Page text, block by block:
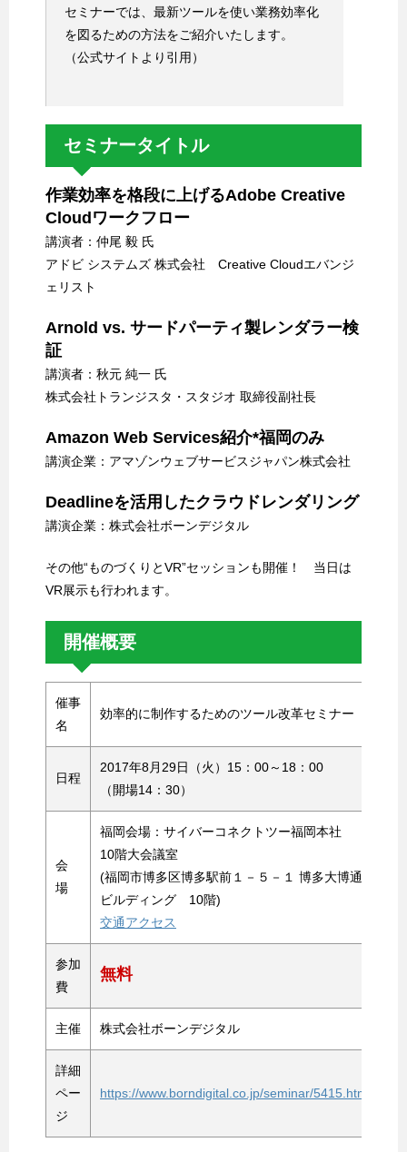
セミナーでは、最新ツールを使い業務効率化
を図るための方法をご紹介いたします。
（公式サイトより引用）
セミナータイトル
作業効率を格段に上げるAdobe Creative
Cloudワークフロー
講演者：仲尾 毅 氏
アドビ システムズ 株式会社 Creative Cloudエバンジ
ェリスト
Arnold vs. サードパーティ製レンダラー検
証
講演者：秋元 純一 氏
株式会社トランジスタ・スタジオ 取締役副社長
Amazon Web Services紹介*福岡のみ
講演企業：アマゾンウェブサービスジャパン株式会社
Deadlineを活用したクラウドレンダリング
講演企業：株式会社ボーンデジタル
その他“ものづくりとVR”セッションも開催！ 当日は
VR展示も行われます。
開催概要
催事
名
効率的に制作するためのツール改革セミナー
日程
2017年8月29日（火）15：00～18：00
（開場14：30）
会
場
福岡会場：サイバーコネクトツー福岡本社
10階大会議室
(福岡市博多区博多駅前１－５－１ 博多大博通
ビルディング 10階)
交通アクセス
参加
費
無料
主催 株式会社ボーンデジタル
詳細
ペー
ジ
https://www.borndigital.co.jp/seminar/5415.html